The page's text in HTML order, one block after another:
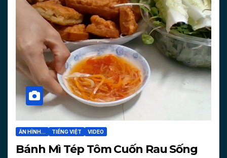
ĂN HÌNH... TIẾNG VIỆT VIDEO
Bánh Mì Tép Tôm Cuốn Rau Sống